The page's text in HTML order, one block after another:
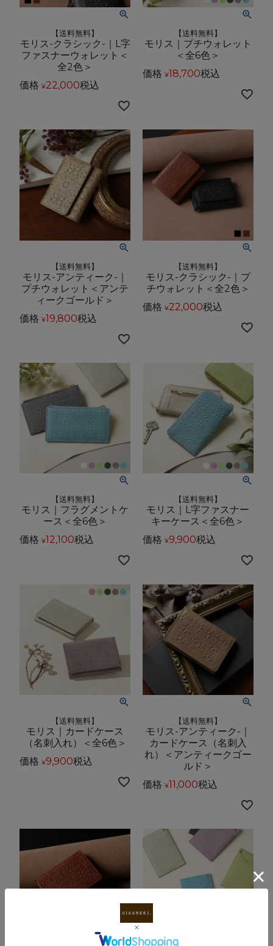
【送料無料】
モリス-クラシック-｜L字
ファスナーウォレット＜
全2色＞
価格 ¥22,000税込
【送料無料】
モリス｜プチウォレット
＜全6色＞
価格 ¥18,700税込
【送料無料】
モリス-アンティーク-｜
プチウォレット＜アンテ
ィークゴールド＞
価格 ¥19,800税込
【送料無料】
モリス-クラシック-｜プ
チウォレット＜全2色＞
価格 ¥22,000税込
【送料無料】
モリス｜フラグメントケ
ース＜全6色＞
価格 ¥12,100税込
【送料無料】
モリス｜L字ファスナー
キーケース＜全6色＞
価格 ¥9,900税込
【送料無料】
モリス｜カードケース
（名刺入れ）＜全6色＞
価格 ¥9,900税込
【送料無料】
モリス-アンティーク-｜
カードケース（名刺入
れ）＜アンティークゴー
ルド＞
価格 ¥11,000税込